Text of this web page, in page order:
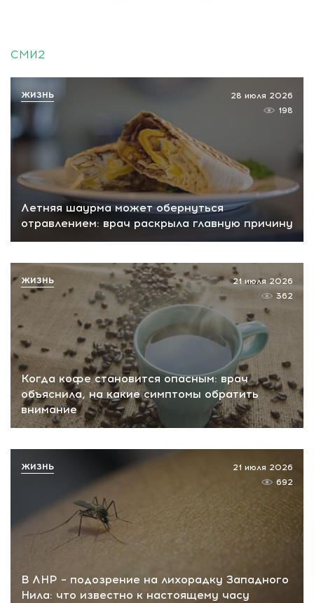
СМИ2
Летняя шаурма может обернуться
отравлением: врач раскрыла главную причину
28 июля 2026
198
ЖИЗНЬ
Когда кофе становится опасным: врач
объяснила, на какие симптомы обратить
внимание
21 июля 2026
362
ЖИЗНЬ
В ЛНР – подозрение на лихорадку Западного
Нила: что известно к настоящему часу
21 июля 2026
692
ЖИЗНЬ